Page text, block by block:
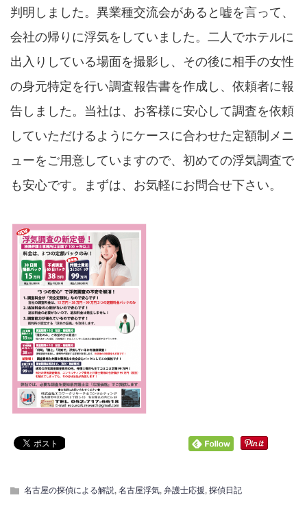
判明しました。異業種交流会があると嘘を言って、
会社の帰りに浮気をしていました。二人でホテルに
出入りしている場面を撮影し、その後に相手の女性
の身元特定を行い調査報告書を作成し、依頼者に報
告しました。当社は、お客様に安心して調査を依頼
していただけるようにケースに合わせた定額制メニ
ューをご用意していますので、初めての浮気調査で
も安心です。まずは、お気軽にお問合せ下さい。
名古屋の探偵による解説 名古屋浮気 弁護士応援 探偵日記